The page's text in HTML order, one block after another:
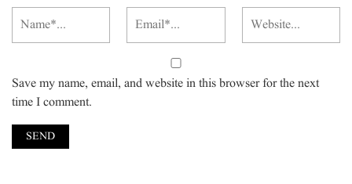
Save my name, email, and website in this browser for the next
time I comment.